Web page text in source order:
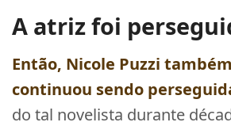
A atriz foi
Então, Nicole Puzzi
continuou sendo
do tal novelista durante